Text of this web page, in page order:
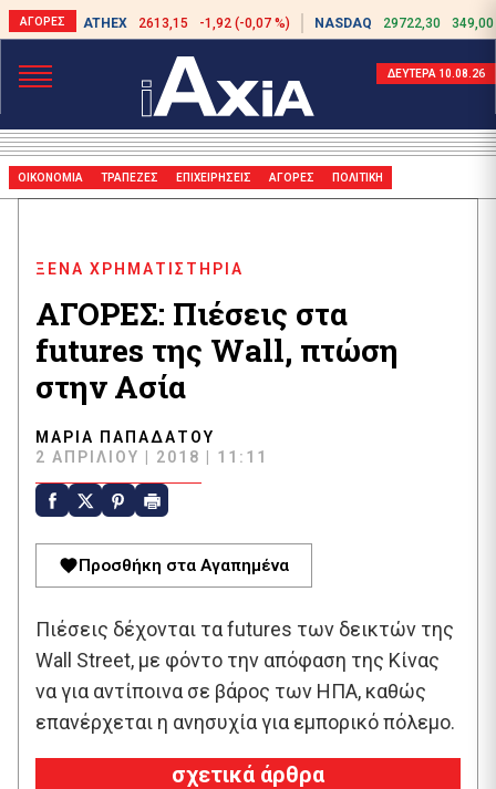
ATHEX 2613,15 -1,92 (-0,07 %) NASDAQ 29722,30 349,00
ΔΕΥΤΕΡΑ 10.08.26
ΟΙΚΟΝΟΜΙΑ ΤΡΑΠΕΖΕΣ ΕΠΙΧΕΙΡΗΣΕΙΣ ΑΓΟΡΕΣ ΠΟΛΙΤΙΚΗ
ΞΕΝΑ ΧΡΗΜΑΤΙΣΤΗΡΙΑ
ΑΓΟΡΕΣ: Πιέσεις στα
futures της Wall, πτώση
στην Ασία
ΜΑΡΊΑ ΠΑΠΑΔΆΤΟΥ
2 ΑΠΡΙΛΊΟΥ | 2018 | 11:11
Προσθήκη στα Αγαπημένα
Πιέσεις δέχονται τα futures των δεικτών της
Wall Street, με φόντο την απόφαση της Κίνας
να για αντίποινα σε βάρος των ΗΠΑ, καθώς
επανέρχεται η ανησυχία για εμπορικό πόλεμο.
σχετικά άρθρα